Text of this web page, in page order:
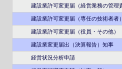
建設業許可変更届（経営業務の管理責
建設業許可変更届（専任の技術者者）
建設業許可変更届（役員・その他）
建設業変更届出（決算報告）知事
経営状況分析申請